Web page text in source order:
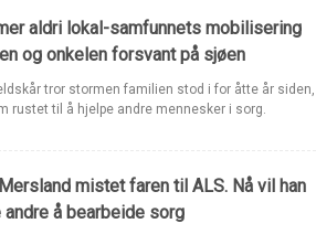
aldri lokal-samfunnets mobilisering
og onkelen forsvant på sjøen
tror stormen familien stod i for åtte år siden,
rustet til å hjelpe andre mennesker i sorg.
mistet faren til ALS. Nå vil han
andre å bearbeide sorg